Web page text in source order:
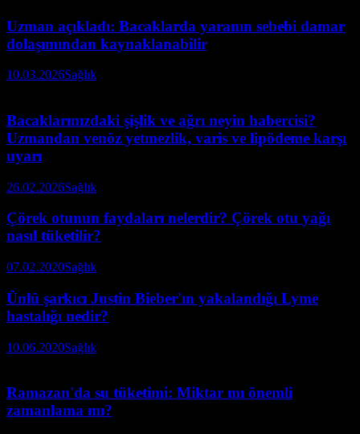
Uzman açıkladı: Bacaklarda yaranın sebebi damar
dolaşımından kaynaklanabilir
10.03.2026Sağlık
Bacaklarınızdaki şişlik ve ağrı neyin habercisi?
Uzmandan venöz yetmezlik, varis ve lipödeme karşı
uyarı
26.02.2026Sağlık
Çörek otunun faydaları nelerdir? Çörek otu yağı
nasıl tüketilir?
07.02.2020Sağlık
Ünlü şarkıcı Justin Bieber'ın yakalandığı Lyme
hastalığı nedir?
10.06.2020Sağlık
Ramazan'da su tüketimi: Miktar mı önemli
zamanlama mı?